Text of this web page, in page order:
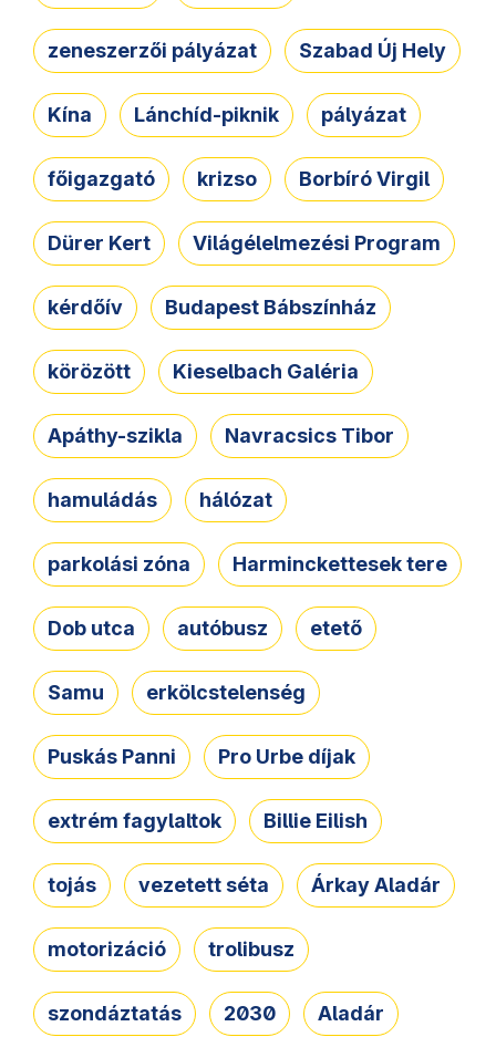
zeneszerzői pályázat Szabad Új Hely
Kína Lánchíd-piknik pályázat
főigazgató krizso Borbíró Virgil
Dürer Kert Világélelmezési Program
kérdőív Budapest Bábszínház
körözött Kieselbach Galéria
Apáthy-szikla Navracsics Tibor
hamuládás hálózat
parkolási zóna Harminckettesek tere
Dob utca autóbusz etető
Samu erkölcstelenség
Puskás Panni Pro Urbe díjak
extrém fagylaltok Billie Eilish
tojás vezetett séta Árkay Aladár
motorizáció trolibusz
szondáztatás 2030 Aladár